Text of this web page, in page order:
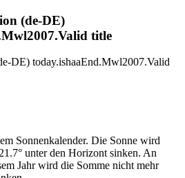
(de-DE)
title
DE) today.ishaaEnd.Mwl2007.Valid
Sonnenkalender. Die Sonne wird
unter den Horizont sinken. An
Jahr wird die Somme nicht mehr